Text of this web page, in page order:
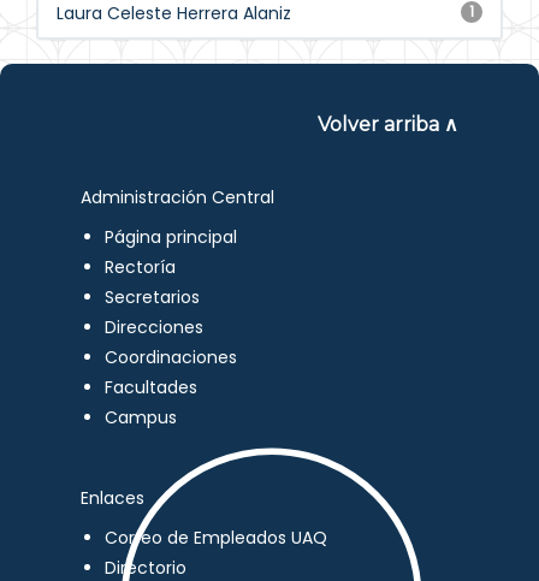
1
Laura Celeste Herrera Alaniz
Volver arriba ∧
Administración Central
Página principal
Rectoría
Secretarios
Direcciones
Coordinaciones
Facultades
Campus
Enlaces
Correo de Empleados UAQ
Directorio